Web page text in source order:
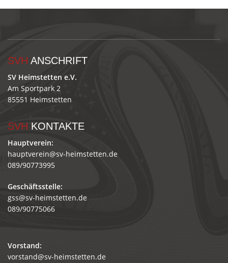
SVH ANSCHRIFT
SV Heimstetten e.V.
Am Sportpark 2
85551 Heimstetten
SVH KONTAKTE
Hauptverein:
hauptverein@sv-heimstetten.de
089/90773995
Geschäftsstelle:
gss@sv-heimstetten.de
089/90775066
Vorstand:
vorstand@sv-heimstetten.de